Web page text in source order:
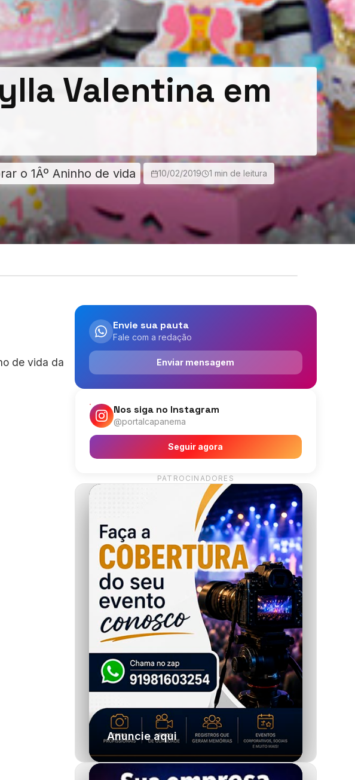
Valentina em
o 1Âº Aninho de vida 10/02/2019 1 min de leitura
de vida da
Envie sua pauta
Fale com a redação
Enviar mensagem
Nos siga no Instagram
@portalcapanema
Seguir agora
PATROCINADORES
Anuncie aqui